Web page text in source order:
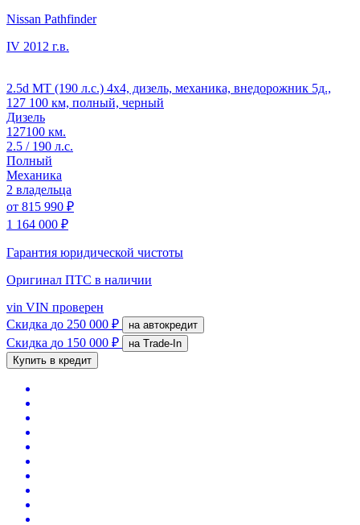
Nissan Pathfinder
IV 2012 г.в.
2.5d MT (190 л.с.) 4x4, дизель, механика, внедорожник 5д.,
127 100 км, полный, черный
Дизель
127100 км.
2.5 / 190 л.с.
Полный
Механика
2 владельца
от 815 990 ₽
1 164 000 ₽
Гарантия юридической чистоты
Оригинал ПТС в наличии
vin VIN проверен
Скидка до 250 000 ₽ на автокредит
Скидка до 150 000 ₽
на Trade-In
Купить в кредит